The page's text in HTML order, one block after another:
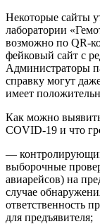
Некоторые сайты
лаборатории
возможно по QR-
фейковый сайт с
Администраторы
справку могут
имеет
Как можно
COVID-19 и что
—
выборочные
авиарейсов) на
случае
ответственность
для предъявителя;